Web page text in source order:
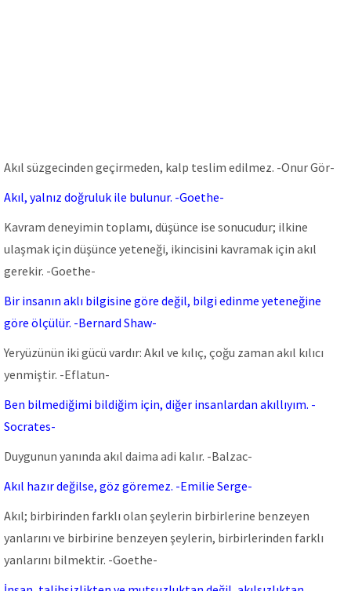
Akıl süzgecinden geçirmeden, kalp teslim edilmez. -Onur Gör-
Akıl, yalnız doğruluk ile bulunur. -Goethe-
Kavram deneyimin toplamı, düşünce ise sonucudur; ilkine
ulaşmak için düşünce yeteneği, ikincisini kavramak için akıl
gerekir. -Goethe-
Bir insanın aklı bilgisine göre değil, bilgi edinme yeteneğine
göre ölçülür. -Bernard Shaw-
Yeryüzünün iki gücü vardır: Akıl ve kılıç, çoğu zaman akıl kılıcı
yenmiştir. -Eflatun-
Ben bilmediğimi bildiğim için, diğer insanlardan akıllıyım. -
Socrates-
Duygunun yanında akıl daima adi kalır. -Balzac-
Akıl hazır değilse, göz göremez. -Emilie Serge-
Akıl; birbirinden farklı olan şeylerin birbirlerine benzeyen
yanlarını ve birbirine benzeyen şeylerin, birbirlerinden farklı
yanlarını bilmektir. -Goethe-